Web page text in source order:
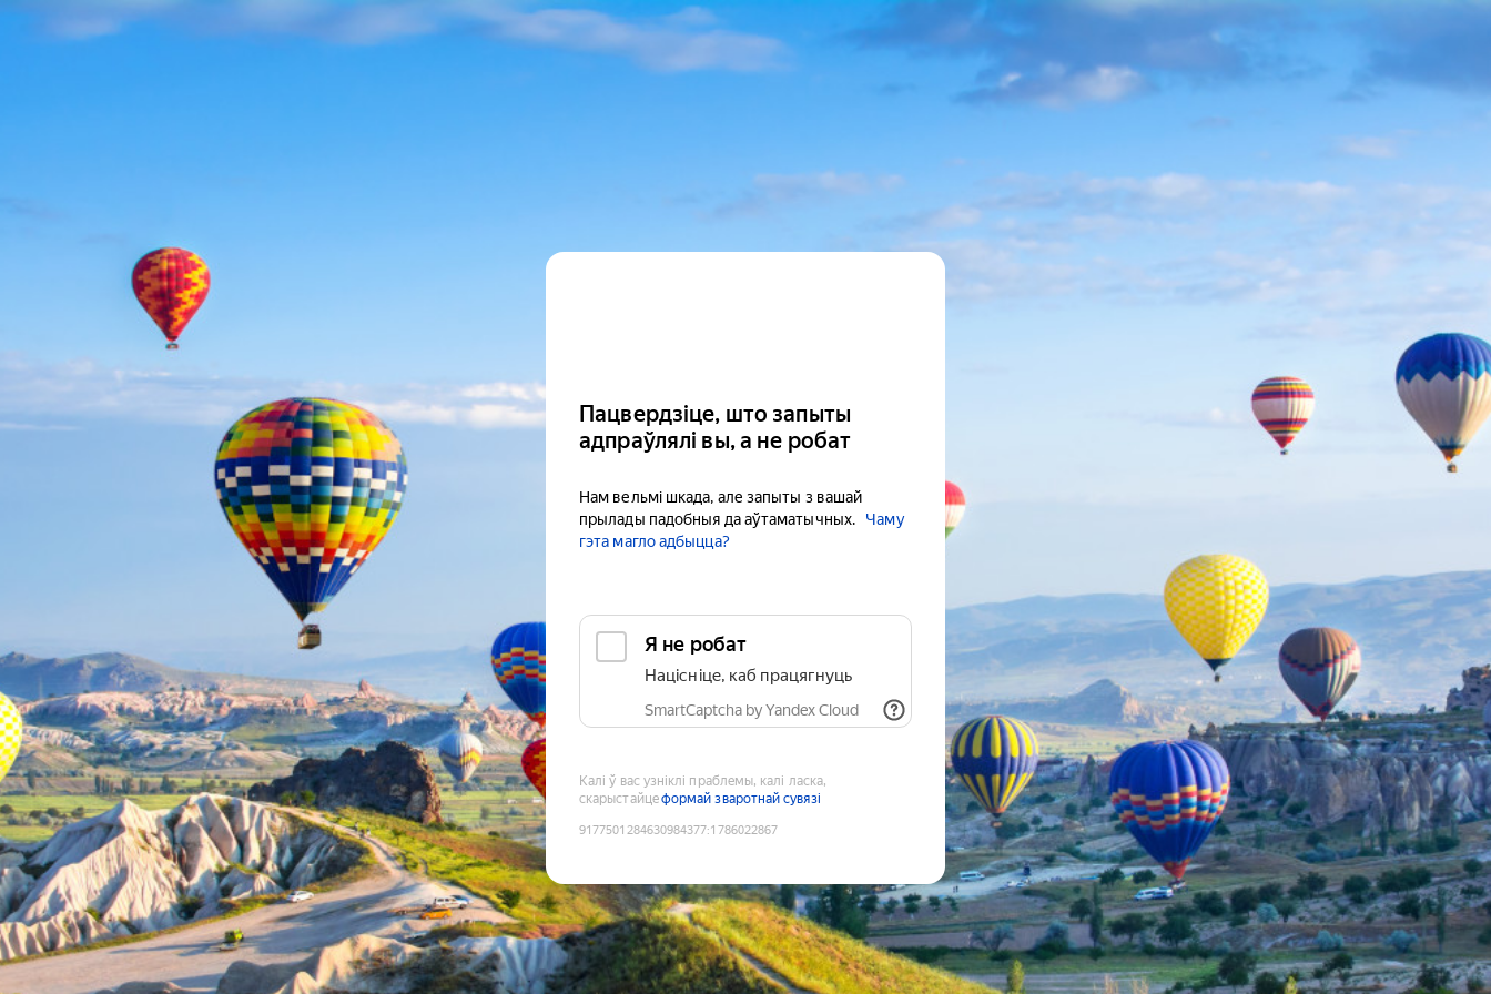
Пацвердзіце, што запыты
адпраўлялі вы, а не робат
Нам вельмі шкада, але запыты з вашай
прылады падобныя да аўтаматычных.
Чаму
гэта магло адбыцца?
Я не робат
Націсніце, каб працягнуць
SmartCaptcha by Yandex Cloud
Калі ў вас узніклі праблемы, калі ласка,
скарыстайцеформай зваротнай сувязі
9177501284630984377:1786022867